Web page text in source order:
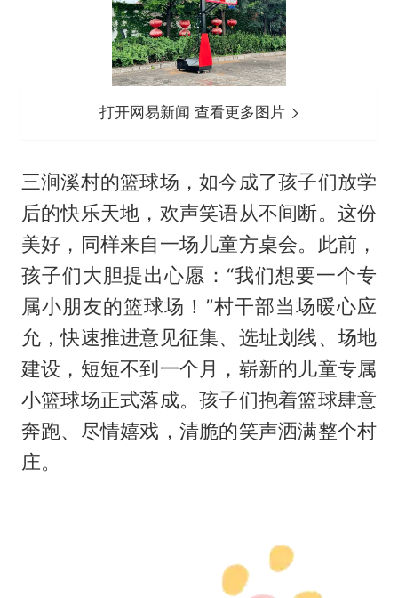
打开网易新闻 查看更多图片
三涧溪村的篮球场，如今成了孩子们放学
后的快乐天地，欢声笑语从不间断。这份
美好，同样来自一场儿童方桌会。此前，
孩子们大胆提出心愿：“我们想要一个专
属小朋友的篮球场！”村干部当场暖心应
允，快速推进意见征集、选址划线、场地
建设，短短不到一个月，崭新的儿童专属
小篮球场正式落成。孩子们抱着篮球肆意
奔跑、尽情嬉戏，清脆的笑声洒满整个村
庄。